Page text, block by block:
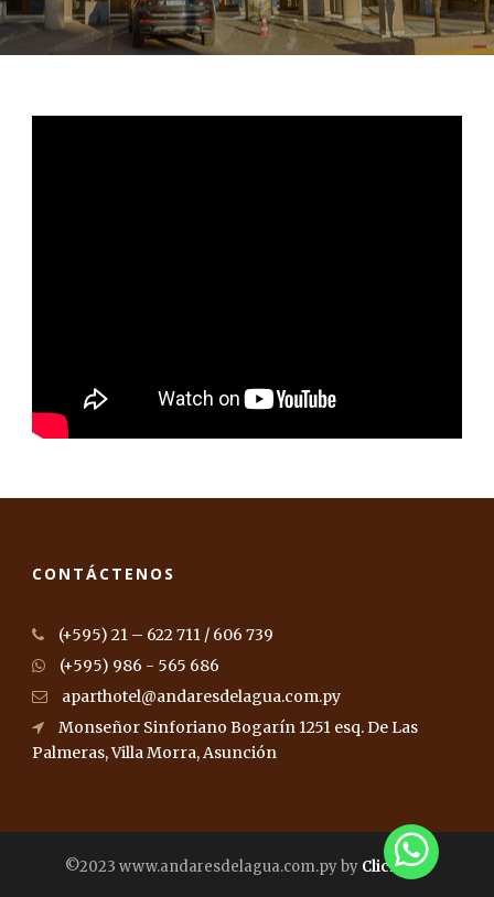
CONTÁCTENOS
(+595) 21 – 622 711 / 606 739
(+595) 986 - 565 686
aparthotel@andaresdelagua.com.py
Monseñor Sinforiano Bogarín 1251 esq. De Las
Palmeras, Villa Morra, Asunción
©2023 www.andaresdelagua.com.py by ClicNovo